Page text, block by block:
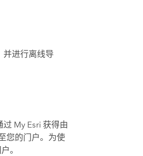
进行离线导
过 My Esri 获得由
您的门户。为使
。